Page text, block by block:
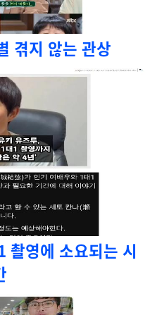
겪지 않는 관상
촬영에 소요되는 시